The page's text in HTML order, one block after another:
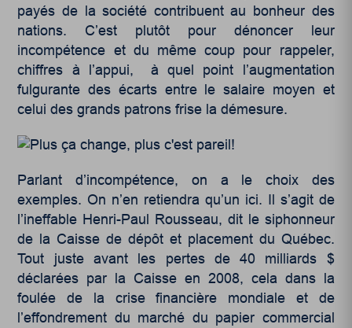
payés de la société contribuent au bonheur des
nations. C’est plutôt pour dénoncer leur
incompétence et du même coup pour rappeler,
chiffres à l’appui, à quel point l’augmentation
fulgurante des écarts entre le salaire moyen et
celui des grands patrons frise la démesure.
Parlant d’incompétence, on a le choix des
exemples. On n’en retiendra qu’un ici. Il s’agit de
l’ineffable Henri-Paul Rousseau, dit le siphonneur
de la Caisse de dépôt et placement du Québec.
Tout juste avant les pertes de 40 milliards $
déclarées par la Caisse en 2008, cela dans la
foulée de la crise financière mondiale et de
l’effondrement du marché du papier commercial